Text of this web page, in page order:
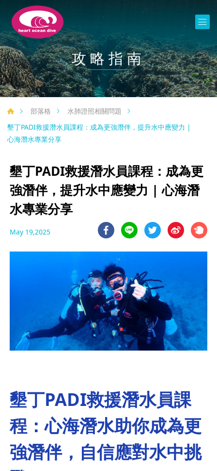
攻略指南
部落格
水肺證照相關問題
墾丁PADI救援潛水員課程：成為更強潛伴，提升水中應變力 |
心海潛水專業分享
墾丁PADI救援潛水員課程：成為更
強潛伴，提升水中應變力 | 心海潛
水專業分享
May 19,2025
墾丁PADI救援潛水員課
程：心海潛水助你成為更
強潛伴，自信應對水中挑